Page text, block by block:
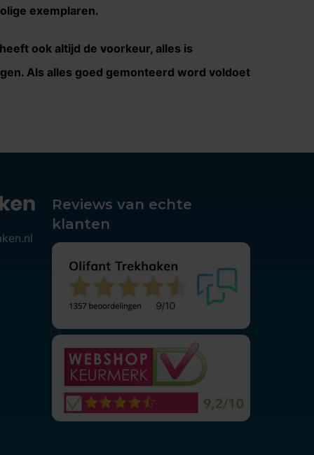
exemplaren.
ook altijd de voorkeur, alles is
Als alles goed gemonteerd word voldoet
Reviews van echte
klanten